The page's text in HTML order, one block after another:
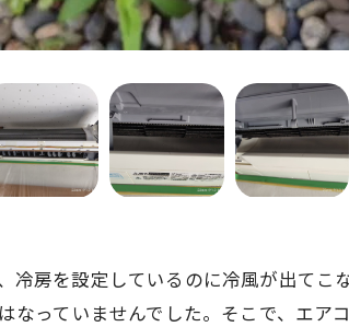
房を設定しているのに冷風が出てこ
っていませんでした。そこで、エア